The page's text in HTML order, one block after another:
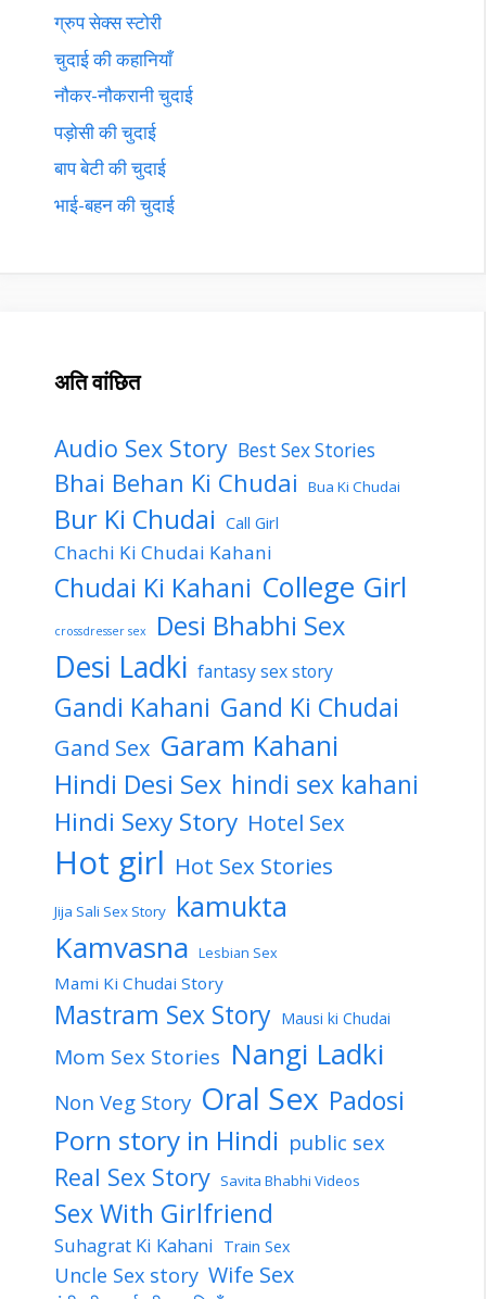
ग्रुप सेक्स स्टोरी
चुदाई की कहानियाँ
नौकर-नौकरानी चुदाई
पड़ोसी की चुदाई
बाप बेटी की चुदाई
भाई-बहन की चुदाई
अति वांछित
Audio Sex Story Best Sex Stories
Bhai Behan Ki Chudai Bua Ki Chudai
Bur Ki Chudai Call Girl
Chachi Ki Chudai Kahani
Chudai Ki Kahani College Girl
crossdresser sex Desi Bhabhi Sex
Desi Ladki fantasy sex story
Gandi Kahani Gand Ki Chudai
Gand Sex Garam Kahani
Hindi Desi Sex hindi sex kahani
Hindi Sexy Story Hotel Sex
Hot girl Hot Sex Stories
Jija Sali Sex Story kamukta
Kamvasna Lesbian Sex
Mami Ki Chudai Story
Mastram Sex Story Mausi ki Chudai
Mom Sex Stories Nangi Ladki
Non Veg Story Oral Sex Padosi
Porn story in Hindi public sex
Real Sex Story Savita Bhabhi Videos
Sex With Girlfriend
Suhagrat Ki Kahani Train Sex
Uncle Sex story Wife Sex